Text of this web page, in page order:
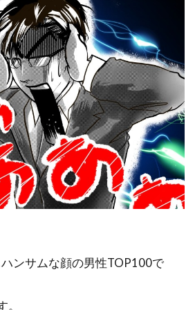
ンサムな顔の男性TOP100で